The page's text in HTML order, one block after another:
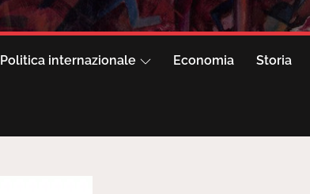
Politica internazionale Economia Storia